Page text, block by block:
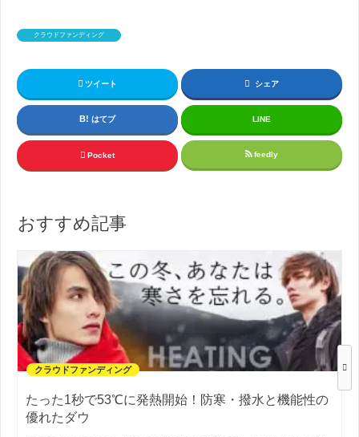
クラウドファンディング
ツイート シェア
はてブ LINE
Pocket feedly
おすすめ記事
クラウドファンディング
たった1秒で53℃に発熱開始！防寒・撥水と機能性の
優れたダウ